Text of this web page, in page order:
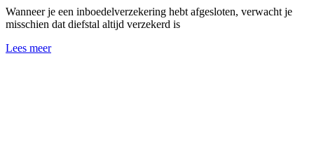
Wanneer je een inboedelverzekering hebt afgesloten, verwacht je
misschien dat diefstal altijd verzekerd is
Lees meer